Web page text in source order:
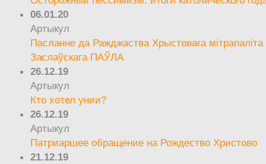
06.01.20
Артыкул
Пасланне да Ражджаства Хрыстовага мітрапаліта
Заслаўскага ПАЎЛА
26.12.19
Артыкул
Кто хотел унии?
26.12.19
Артыкул
Патриаршее обращение на Рождество Христово
21.12.19